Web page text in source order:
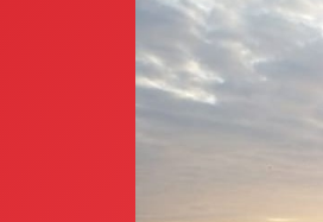
Scopri Club
Le
La